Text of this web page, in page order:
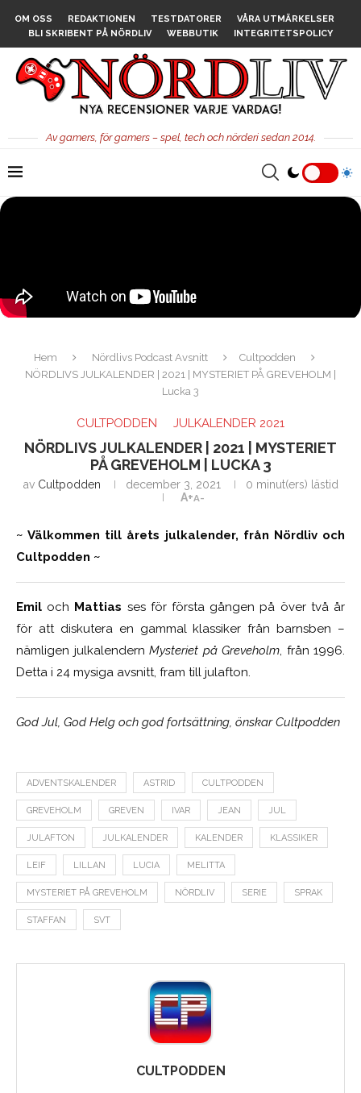
OM OSS REDAKTIONEN TESTDATORER
VÅRA UTMÄRKELSER
BLI SKRIBENT PÅ NÖRDLIV
WEBBUTIK INTEGRITETSPOLICY
Av gamers, för gamers – spel, tech och nörderi sedan 2014.
Hem Nördlivs Podcast Avsnitt
Cultpodden
NÖRDLIVS JULKALENDER | 2021 | MYSTERIET PÅ GREVEHOLM |
Lucka 3
CULTPODDEN JULKALENDER 2021
NÖRDLIVS JULKALENDER | 2021 | MYSTERIET
PÅ GREVEHOLM | LUCKA 3
av Cultpodden december 3, 2021
0 minut(ers) lästid
A+A-
~ Välkommen till årets julkalender, från Nördliv och
Cultpodden ~
Emil och Mattias ses för första gången på över två år
för att diskutera en gammal klassiker från barnsben –
nämligen julkalendern Mysteriet på Greveholm, från 1996.
Detta i 24 mysiga avsnitt, fram till julafton.
God Jul, God Helg och god fortsättning, önskar Cultpodden
ADVENTSKALENDER ASTRID CULTPODDEN
GREVEHOLM GREVEN IVAR JEAN JUL
JULAFTON JULKALENDER KALENDER KLASSIKER
LEIF LILLAN LUCIA MELITTA
MYSTERIET PÅ GREVEHOLM NÖRDLIV SERIE SPRAK
STAFFAN SVT
CULTPODDEN